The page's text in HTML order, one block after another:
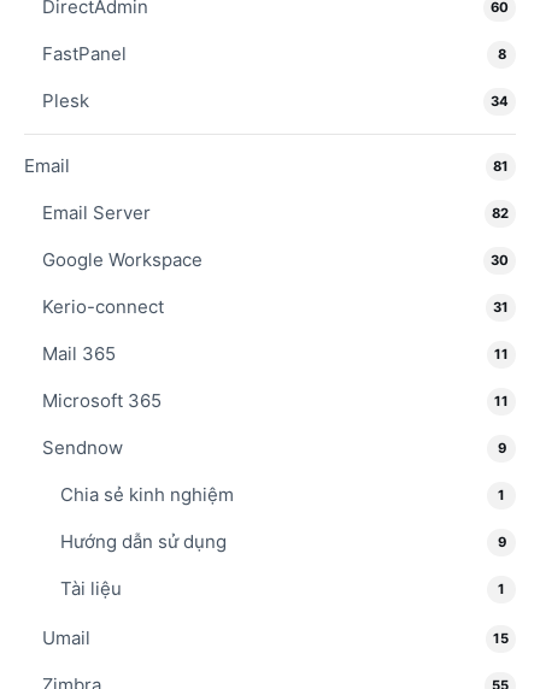
DirectAdmin 60
FastPanel 8
Plesk 34
Email 81
Email Server 82
Google Workspace 30
Kerio-connect 31
Mail 365 11
Microsoft 365 11
Sendnow 9
Chia sẻ kinh nghiệm 1
Hướng dẫn sử dụng 9
Tài liệu 1
Umail 15
Zimbra 55